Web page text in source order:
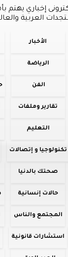
إخباري يهتم
العربية
الأخبار
الرياضة
الفن
تقارير وملفات
التعليم
تكنولوجيا و إتصالات
صحتك بالدنيا
حالات إنسانية
المجتمع والناس
استشارات قانونية